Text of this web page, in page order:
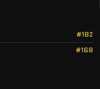
#182
#168